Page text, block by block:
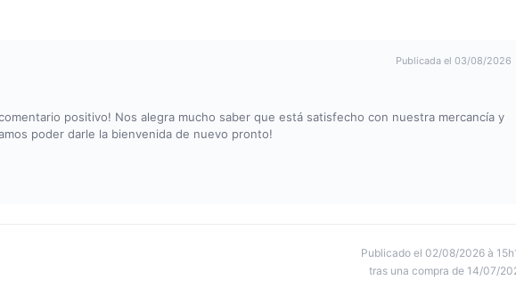
Publicada el 03/08/2026
positivo! Nos alegra mucho saber que está satisfecho con nuestra mercancía y
poder darle la bienvenida de nuevo pronto!
Publicado el 02/08/2026 à
tras una compra de 14/07/